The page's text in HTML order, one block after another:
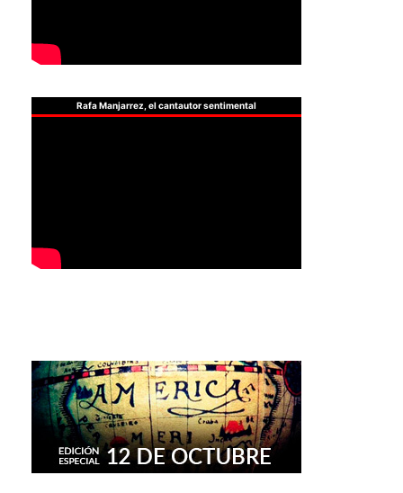
Rafa Manjarrez, el cantautor sentimental